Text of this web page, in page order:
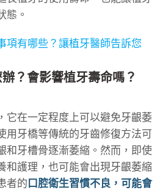
態。
項有哪些？讓植牙醫師告訴您
？會影響植牙壽命嗎？
它在一定程度上可以避免牙齦萎
用牙橋等傳統的牙齒修復方法可
和牙槽骨逐漸萎縮。然而，即使
和護理，也可能會出現牙齦萎縮
者的口腔衛生習慣不良，可能會